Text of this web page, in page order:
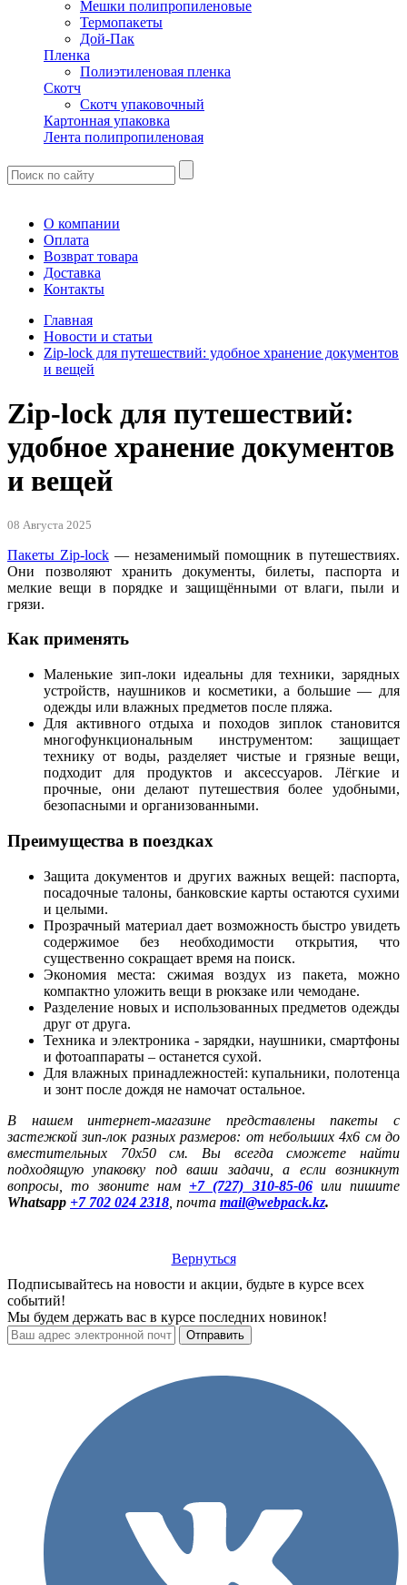
Мешки полипропиленовые
Термопакеты
Дой-Пак
Пленка
Полиэтиленовая пленка
Скотч
Скотч упаковочный
Картонная упаковка
Лента полипропиленовая
О компании
Оплата
Возврат товара
Доставка
Контакты
Главная
Новости и статьи
Zip-lock для путешествий: удобное хранение документов
и вещей
Zip-lock для путешествий:
удобное хранение документов
и вещей
08 Августа 2025
Пакеты Zip-lock— незаменимый помощник в путешествиях.
Они позволяют хранить документы, билеты, паспорта и
мелкие вещи в порядке и защищёнными от влаги, пыли и
грязи.
Как применять
Маленькие зип-локи идеальны для техники, зарядных
устройств, наушников и косметики, а большие — для
одежды или влажных предметов после пляжа.
Для активного отдыха и походов зиплок становится
многофункциональным инструментом: защищает
технику от воды, разделяет чистые и грязные вещи,
подходит для продуктов и аксессуаров. Лёгкие и
прочные, они делают путешествия более удобными,
безопасными и организованными.
Преимущества в поездках
Защита документов и других важных вещей: паспорта,
посадочные талоны, банковские карты остаются сухими
и целыми.
Прозрачный материал дает возможность быстро увидеть
содержимое без необходимости открытия, что
существенно сокращает время на поиск.
Экономия места: сжимая воздух из пакета, можно
компактно уложить вещи в рюкзаке или чемодане.
Разделение новых и использованных предметов одежды
друг от друга.
Техника и электроника - зарядки, наушники, смартфоны
и фотоаппараты – останется сухой.
Для влажных принадлежностей: купальники, полотенца
и зонт после дождя не намочат остальное.
В нашем интернет-магазине представлены пакеты с
застежкой зип-лок разных размеров: от небольших 4х6 см до
вместительных 70х50 см. Вы всегда сможете найти
подходящую упаковку под ваши задачи, а если возникнут
вопросы, то звоните нам +7 (727) 310-85-06или пишите
Whatsapp +7 702 024 2318 , почта mail@webpack.kz.
Вернуться
Подписывайтесь на новости и акции, будьте в курсе всех
событий!
Мы будем держать вас в курсе последних новинок!